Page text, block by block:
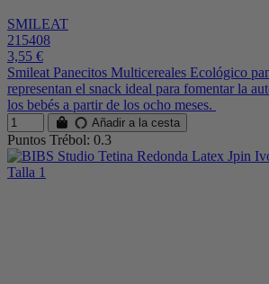
SMILEAT
215408
3,55 €
Smileat Panecitos Multicereales Ecológico
representan el snack ideal para fomentar la
los bebés a partir de los ocho meses.
Añadir a la cesta
Puntos Trébol: 0.3